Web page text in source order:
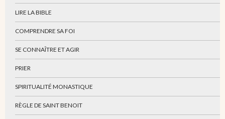
LIRE LA BIBLE
COMPRENDRE SA FOI
SE CONNAÎTRE ET AGIR
PRIER
SPIRITUALITÉ MONASTIQUE
RÈGLE DE SAINT BENOIT